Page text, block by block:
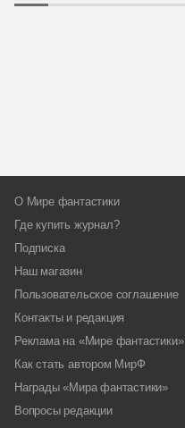
О Мире фантастики
Где купить журнал?
Подписка
Наш магазин
Пользовательское соглашение
Контакты и редакция
Реклама на «Мире фантастики»
Как стать автором МирФ
Награды «Мира фантастики»
Вопросы редакции